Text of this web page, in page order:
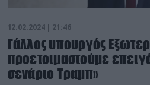
12.02.2024 | 21:46
Γάλλος υπουργός
προετοιμαστούμε
σενάριο Τραμπ»